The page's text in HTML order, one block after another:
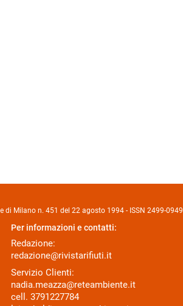
Milano n. 451 del 22 agosto 1994 - ISSN 2499-0949
Per informazioni e contatti:
Redazione:
redazione@rivistarifiuti.it
Servizio Clienti:
nadia.meazza@reteambiente.it
cell. 3791227784